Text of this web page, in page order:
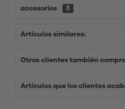
accesorios 5
Artículos similares:
Otros clientes también
Artículos que los clientes